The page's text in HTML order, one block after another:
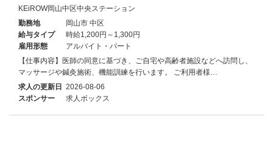
KEiROW岡山中区中央ステーション
勤務地
岡山市 中区
給与タイプ
時給1,200円～1,300円
雇用形態
アルバイト・パート
【仕事内容】医師の同意に基づき、ご自宅や高齢者施設などへ訪問し、
マッサージや鍼灸施術、機能訓練を行います。 ご利用者様…
求人の更新日 2026-08-06
スポンサー
求人ボックス